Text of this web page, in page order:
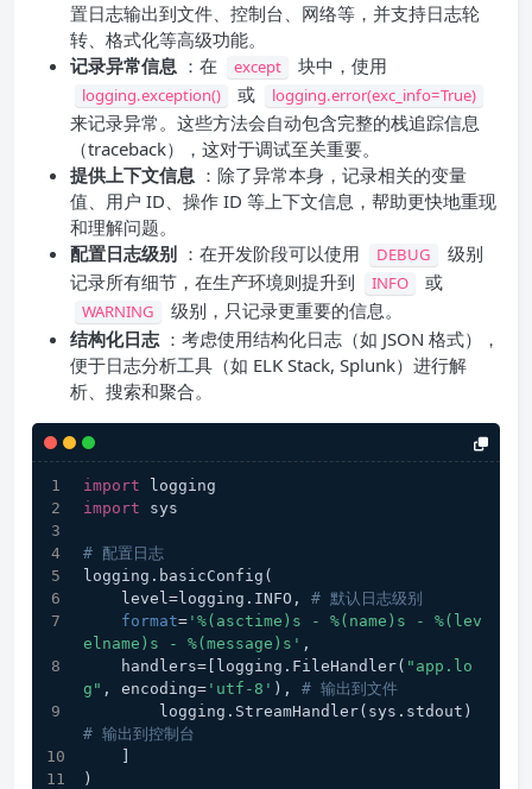
置日志输出到文件、控制台、网络等，并支持日志轮
转、格式化等高级功能。
记录异常信息 ：在 except 块中，使用
logging.exception() 或 logging.error(exc_info=True)
来记录异常。这些方法会自动包含完整的栈追踪信息
（traceback），这对于调试至关重要。
提供上下文信息 ：除了异常本身，记录相关的变量
值、用户 ID、操作 ID 等上下文信息，帮助更快地重现
和理解问题。
配置日志级别 ：在开发阶段可以使用 DEBUG
级别
记录所有细节，在生产环境则提升到
INFO 或
WARNING
级别，只记录更重要的信息。
结构化日志 ：考虑使用结构化日志（如 JSON 格式），
便于日志分析工具（如 ELK Stack, Splunk）进行解
析、搜索和聚合。
import logging
import sys
# 配置日志
logging.basicConfig(
    level=logging.INFO,
# 默认日志级别
format= '%(asctime)s - %(name)s - %(lev
elname)s - %(message)s' ,
    handlers=[logging.FileHandler(
"app.lo
g" , encoding= 'utf-8' ), # 输出到文件
# 输出到控制台
)